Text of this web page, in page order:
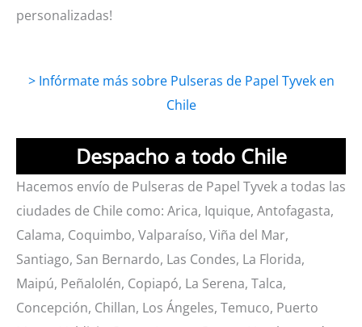
personalizadas!
> Infórmate más sobre Pulseras de Papel Tyvek en
Chile
Despacho a todo Chile
Hacemos envío de Pulseras de Papel Tyvek a todas las
ciudades de Chile como: Arica, Iquique, Antofagasta,
Calama, Coquimbo, Valparaíso, Viña del Mar,
Santiago, San Bernardo, Las Condes, La Florida,
Maipú, Peñalolén, Copiapó, La Serena, Talca,
Concepción, Chillan, Los Ángeles, Temuco, Puerto